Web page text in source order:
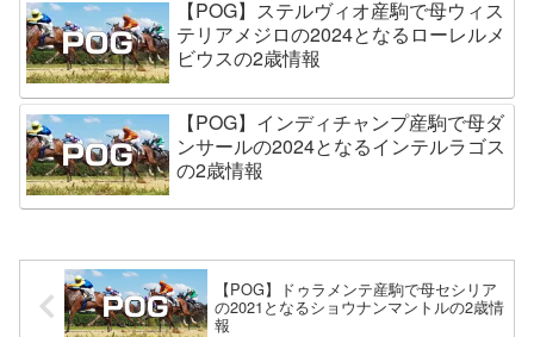
【POG】ステルヴィオ産駒で母ウィス
テリアメジロの2024となるローレルメ
ビウスの2歳情報
【POG】インディチャンプ産駒で母ダ
ンサールの2024となるインテルラゴス
の2歳情報
【POG】ドゥラメンテ産駒で母セシリア
の2021となるショウナンマントルの2歳情
報